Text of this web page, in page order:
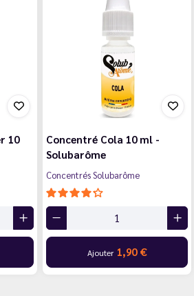
10
Concentré Cola 10 ml -
Solubarôme
Concentrés Solubarôme
Ajouter 1,90 €